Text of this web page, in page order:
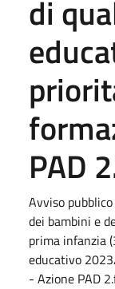
di
PAD
Avviso
dei bambini e
prima infanzia
educativo
- Azione PAD